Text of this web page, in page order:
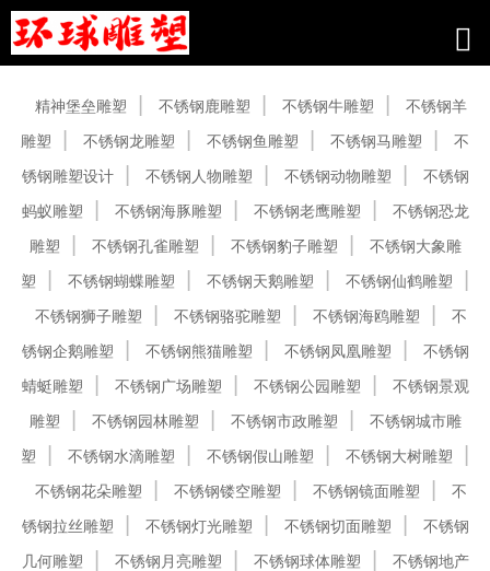
精神堡垒雕塑 不锈钢鹿雕塑 不锈钢牛雕塑
不锈钢羊
雕塑
不锈钢龙雕塑 不锈钢鱼雕塑 不锈钢马雕塑
不
锈钢雕塑设计
不锈钢人物雕塑 不锈钢动物雕塑
不锈钢
蚂蚁雕塑
不锈钢海豚雕塑 不锈钢老鹰雕塑
不锈钢恐龙
雕塑
不锈钢孔雀雕塑 不锈钢豹子雕塑
不锈钢大象雕
塑
不锈钢蝴蝶雕塑 不锈钢天鹅雕塑
不锈钢仙鹤雕塑
不锈钢狮子雕塑
不锈钢骆驼雕塑 不锈钢海鸥雕塑
不
锈钢企鹅雕塑
不锈钢熊猫雕塑 不锈钢凤凰雕塑
不锈钢
蜻蜓雕塑
不锈钢广场雕塑 不锈钢公园雕塑
不锈钢景观
雕塑
不锈钢园林雕塑 不锈钢市政雕塑
不锈钢城市雕
塑
不锈钢水滴雕塑 不锈钢假山雕塑
不锈钢大树雕塑
不锈钢花朵雕塑
不锈钢镂空雕塑 不锈钢镜面雕塑
不
锈钢拉丝雕塑
不锈钢灯光雕塑 不锈钢切面雕塑
不锈钢
几何雕塑
不锈钢月亮雕塑 不锈钢球体雕塑
不锈钢地产